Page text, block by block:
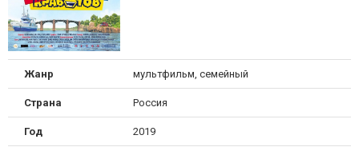
Жанр мультфильм, семейный
Страна Россия
Год 2019